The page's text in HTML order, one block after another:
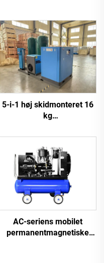
5-i-1 høj skidmonteret 16
kg
til laserskæring med 1200
L tank
AC-seriens mobilet
permanentmagnetiske